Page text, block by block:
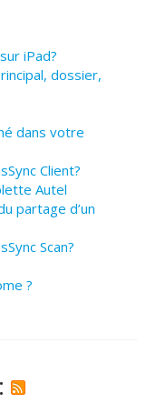
iPad?
dossier,
dans votre
Client?
Autel
partage d’un
Scan?
?